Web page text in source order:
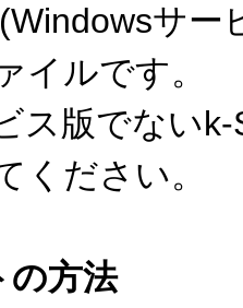
サ
イルです。
ス版でない
ください。
の方法